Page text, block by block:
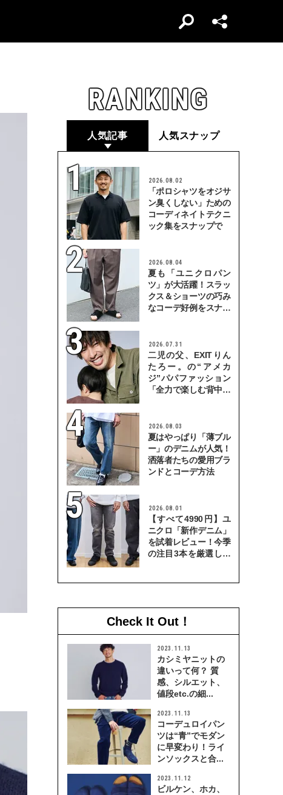
RANKING
人気記事 人気スナップ
2026.08.02
「ポロシャツをオジサ
ン臭くしない」ための
コーディネイトテクニ
ック集をスナップで
2026.08.04
夏も「ユニクロパン
ツ」が大活躍！スラッ
クス＆ショーツの巧み
なコーデ好例をスナッ
2026.07.31
二児の父、EXITりん
たろー。の“アメカ
ジ”パパファッション
「全力で楽しむ背中を
2026.08.03
夏はやっぱり「薄ブル
ー」のデニムが人気！
洒落者たちの愛用ブラ
ンドとコーデ方法
2026.08.01
【すべて4990円】ユ
ニクロ「新作デニム」
を試着レビュー！今季
の注目3本を厳選して
Check It Out！
2023.11.13
カシミヤニットの
違いって何？ 質
感、シルエット、
値段etc.の細...
2023.11.13
コーデュロイパン
ツは“青”でモダン
に早変わり！ライ
ンソックスと合...
2023.11.12
ビルケン、ホカ、